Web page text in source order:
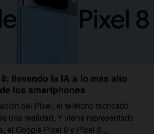
llevando la IA a lo más alto
los smartphones
del Pixel, el teléfono fabricado
una realidad. Y viene representado
el Google Pixel 8 y Pixel 8...